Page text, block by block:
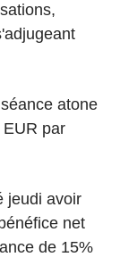
atone
EUR par
jeudi avoir
net
de 15%